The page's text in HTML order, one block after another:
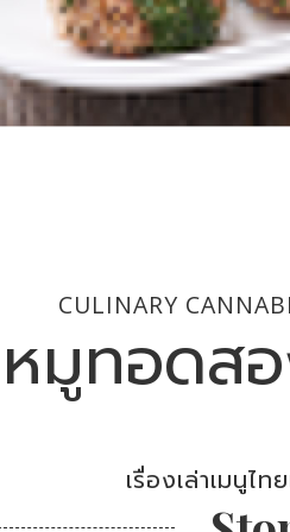
CULINARY
มูทอดส
เรื่องเล่าเมนูไท